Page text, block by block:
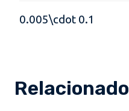
0.005\cdot 0.1
Relacionado